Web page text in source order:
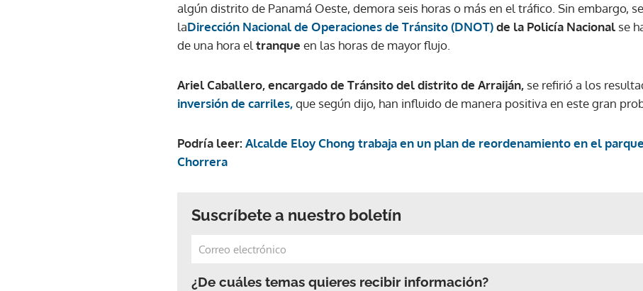
algún distrito de Panamá Oeste, demora seis horas o más en el tráfico. Sin embargo,
laDirección Nacional de Operaciones de Tránsito (DNOT)de la Policía Nacional se
de una hora el tranque en las horas de mayor flujo.
Ariel Caballero, encargado de Tránsito del distrito de Arraiján, se refirió a los
inversión de carriles,que según dijo, han influido de manera positiva en este gran
Podría leer: Alcalde Eloy Chong trabaja en un plan de reordenamiento en el
Chorrera
Suscríbete a nuestro boletín
¿De cuáles temas quieres recibir información?